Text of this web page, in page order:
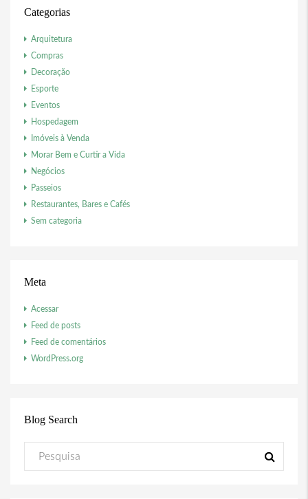
Categorias
Arquitetura
Compras
Decoração
Esporte
Eventos
Hospedagem
Imóveis à Venda
Morar Bem e Curtir a Vida
Negócios
Passeios
Restaurantes, Bares e Cafés
Sem categoria
Meta
Acessar
Feed de posts
Feed de comentários
WordPress.org
Blog Search